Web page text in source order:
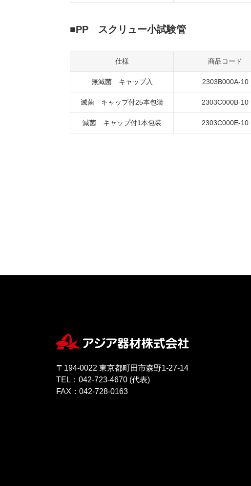
PP スクリュー小試験管
仕様 商品コード
無滅菌 キャップ入 2303B000A-10
滅菌 キャップ付25本包装 2303C000B-10
滅菌 キャップ付1本包装 2303C000E-10
〒194-0022 東京都町田市森野1-27-14
TEL：042-723-4670 (代表)
FAX：042-728-0163